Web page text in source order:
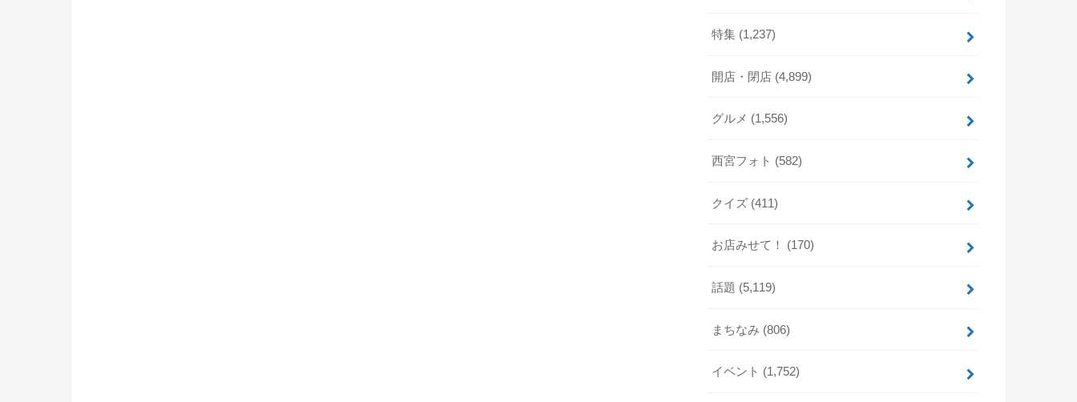
特集 (1,237)
開店・閉店 (4,899)
グルメ (1,556)
西宮フォト (582)
クイズ (411)
お店みせて！ (170)
話題 (5,119)
まちなみ (806)
イベント (1,752)